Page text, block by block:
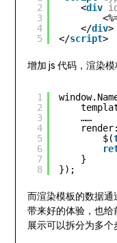
2
3
4
5
<div id
</div>
</script>
增加 js 代码，渲染模
1
2
3
4
5
6
7
8
……
$(
}
});
而渲染模板的数据
带来好的体验，也
展示可以拆分为多个